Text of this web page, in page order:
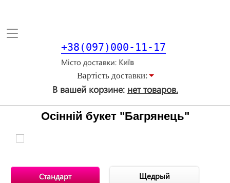
Toggle
+38(097)000-11-17
Місто доставки
Вартiсть доставки:
В вашей корзине: нет товаров.
Осінній букет "Багрянець"
Стандарт Щедрый